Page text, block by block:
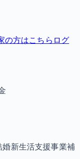
の方はこちら ログ
婚新生活支援事業補